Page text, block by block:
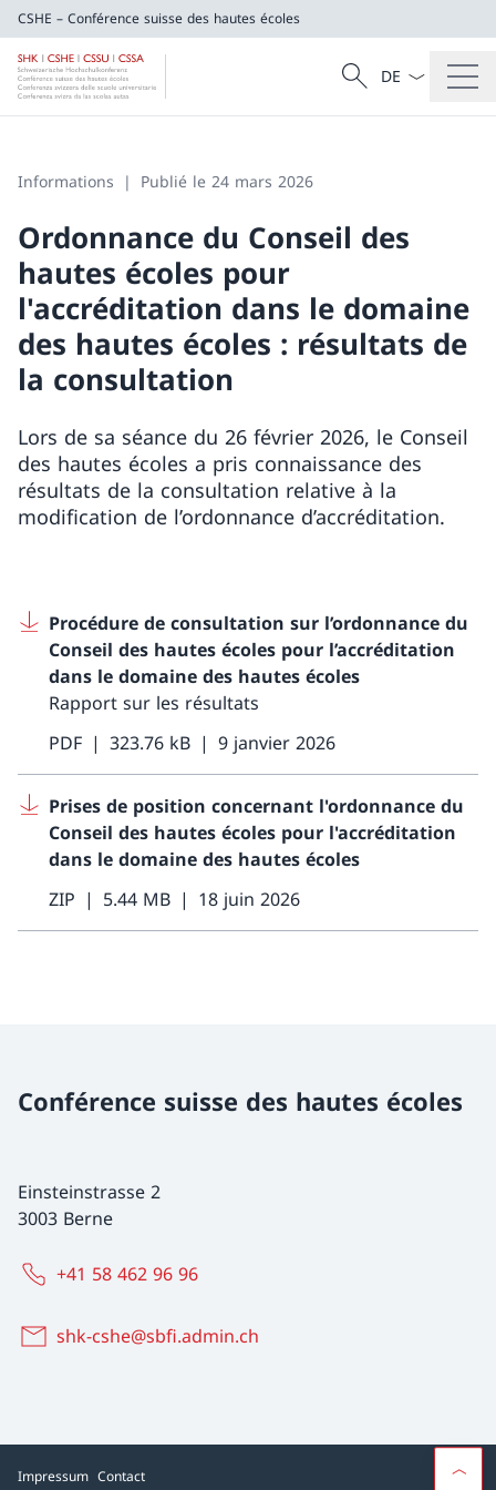
CSHE – Conférence suisse des hautes écoles
CSHE – Conférence suisse des hautes
Recherche
Recherche
La langue
Informations Publié le 24 mars 2026
Ordonnance du Conseil des
hautes écoles pour
l'accréditation dans le domaine
des hautes écoles : résultats de
la consultation
Lors de sa séance du 26 février 2026, le Conseil
des hautes écoles a pris connaissance des
résultats de la consultation relative à la
modification de l’ordonnance d’accréditation.
Procédure de consultation sur l’ordonnance du
Conseil des hautes écoles pour l’accréditation
dans le domaine des hautes écoles
Rapport sur les résultats
PDF
323.76 kB 9 janvier 2026
Prises de position concernant l'ordonnance du
Conseil des hautes écoles pour l'accréditation
dans le domaine des hautes écoles
ZIP
5.44 MB 18 juin 2026
Conférence suisse des hautes écoles
Einsteinstrasse 2
3003 Berne
+41 58 462 96 96
shk-cshe@sbfi.admin.ch
Impressum Contact